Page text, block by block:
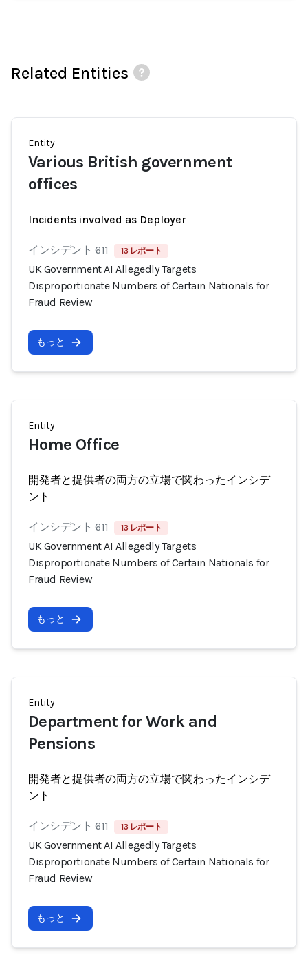
Related Entities
Entity
Various British government
offices
Incidents involved as Deployer
インシデント 611 13 レポート
UK Government AI Allegedly Targets
Disproportionate Numbers of Certain Nationals for
Fraud Review
もっと
Entity
Home Office
開発者と提供者の両方の立場で関わったインシデ
ント
インシデント 611 13 レポート
UK Government AI Allegedly Targets
Disproportionate Numbers of Certain Nationals for
Fraud Review
もっと
Entity
Department for Work and
Pensions
開発者と提供者の両方の立場で関わったインシデ
ント
インシデント 611 13 レポート
UK Government AI Allegedly Targets
Disproportionate Numbers of Certain Nationals for
Fraud Review
もっと